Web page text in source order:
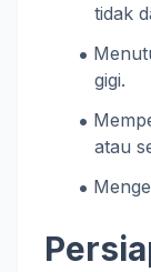
tidak
gigi.
atau